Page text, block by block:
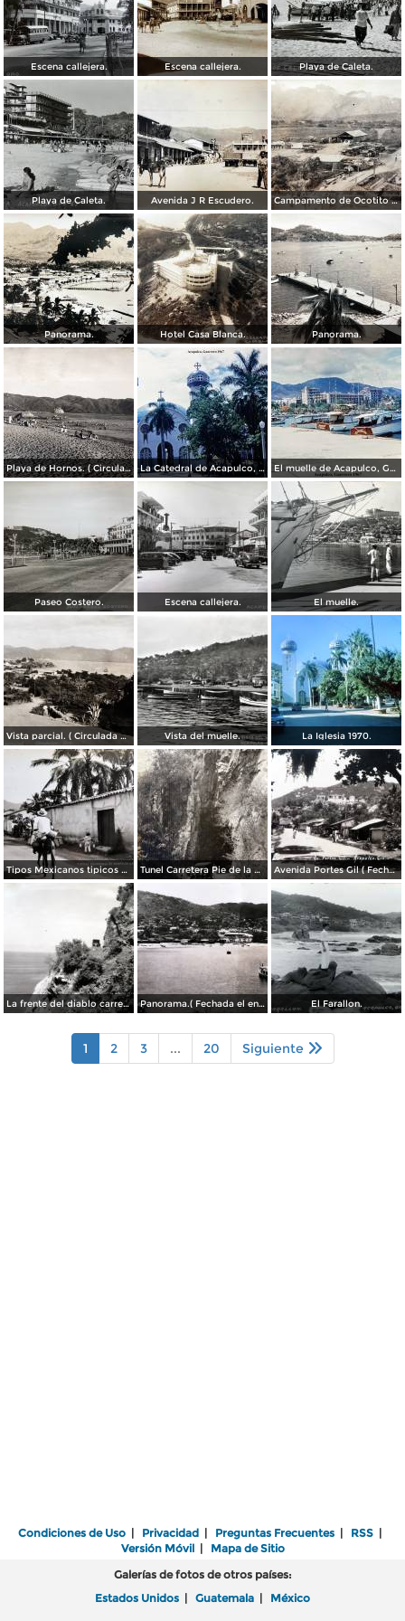
Escena callejera. Escena callejera. Playa de Caleta.
Playa de Caleta. Avenida J R Escudero. Campamento de Ocotito Carretera de Mexico-Acapulco.
Panorama. Hotel Casa Blanca. Panorama.
Playa de Hornos. ( Circulada el 21 de Marzo de 1940 ). La Catedral de Acapulco, Guerrero 1967. El muelle de Acapulco, Guerrero 1967.
Paseo Costero. Escena callejera. El muelle.
Vista parcial. ( Circulada el 23 de Mayo de 1935 ). Vista del muelle. La Iglesia 1970.
Tipos Mexicanos tipicos aguadores.. Tunel Carretera Pie de la Cuesta Acapulco . Avenida Portes Gil ( Fechada el en 1931 ).
La frente del diablo carretera Acapulo a Pie de La Cuesta ( Fechada el en 1931 ). Panorama.( Fechada el en 1931 ). El Farallon.
1 2 3 ... 20 Siguiente
Condiciones de Uso | Privacidad | Preguntas Frecuentes | RSS |
Versión Móvil| Mapa de Sitio
Galerías de fotos de otros países:
Estados Unidos | Guatemala | México